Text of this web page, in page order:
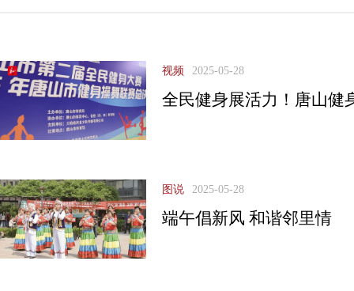
视频 2025-05-28
全民健身展活力！唐山健
图说 2025-05-28
端午倡新风 和谐邻里情